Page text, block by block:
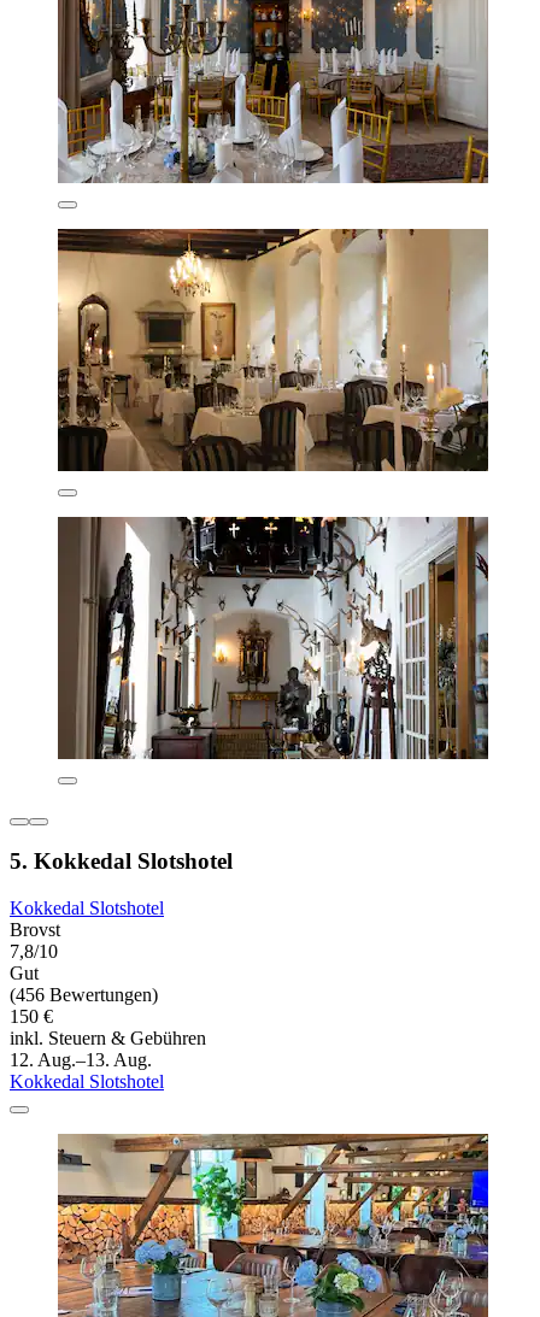
5. Kokkedal Slotshotel
Kokkedal Slotshotel
Brovst
7,8/10
Gut
(456 Bewertungen)
150 €
inkl. Steuern & Gebühren
12. Aug.–13. Aug.
Kokkedal Slotshotel